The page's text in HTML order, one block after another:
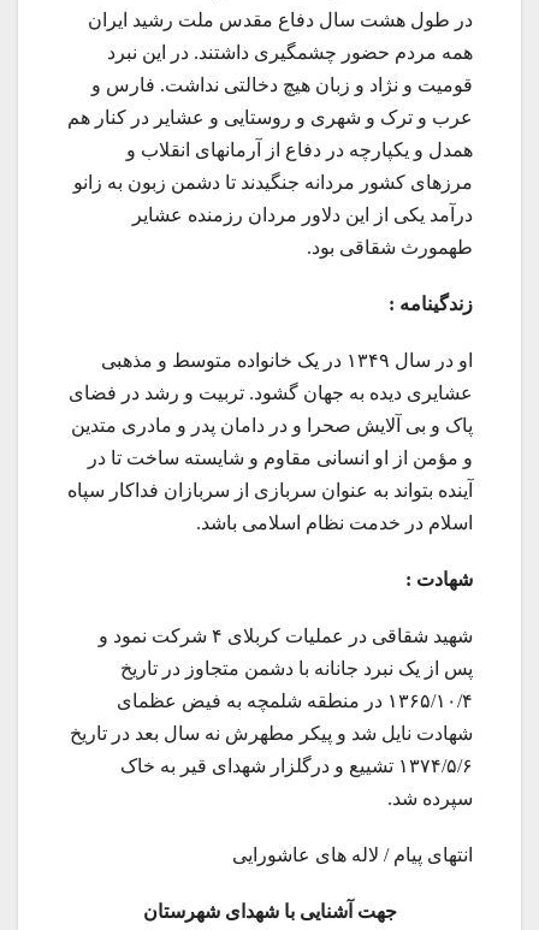
در طول هشت سال دفاع مقدس ملت رشید ایران
همه مردم حضور چشمگیری داشتند. در این نبرد
قومیت و نژاد و زبان هیچ دخالتی نداشت. فارس و
عرب و ترک و شهری و روستایی و عشایر در کنار هم
همدل و یکپارچه در دفاع از آرمانهای انقلاب و
مرزهای کشور مردانه جنگیدند تا دشمن زبون به زانو
درآمد یکی از این دلاور مردان رزمنده عشایر
طهمورث شقاقی بود.
زندگینامه :
او در سال ۱۳۴۹ در یک خانواده متوسط و مذهبی
عشایری دیده به جهان گشود. تربیت و رشد در فضای
پاک و بی آلایش صحرا و در دامان پدر و مادری متدین
و مؤمن از او انسانی مقاوم و شایسته ساخت تا در
آینده بتواند به عنوان سربازی از سربازان فداکار سپاه
اسلام در خدمت نظام اسلامی باشد.
شهادت :
شهید شقاقی در عملیات کربلای ۴ شرکت نمود و
پس از یک نبرد جانانه با دشمن متجاوز در تاریخ
۱۳۶۵/۱۰/۴ در منطقه شلمچه به فیض عظمای
شهادت نایل شد و پیکر مطهرش نه سال بعد در تاریخ
۱۳۷۴/۵/۶ تشییع و درگلزار شهدای قیر به خاک
سپرده شد.
انتهای پیام / لاله های عاشورایی
جهت آشنایی با شهدای شهرستان